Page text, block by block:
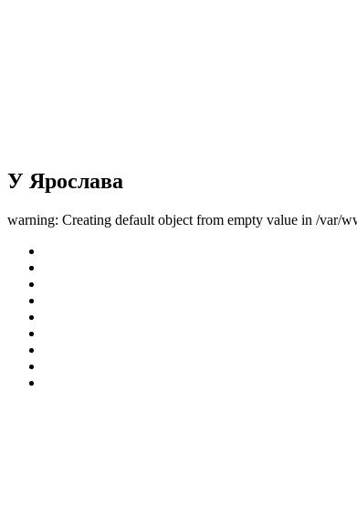
У Ярослава
warning: Creating default object from empty value in /var/